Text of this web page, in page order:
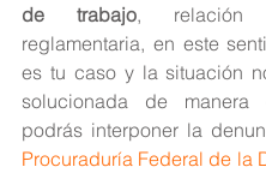
de trabajo,
reglamentaria, en este
es tu caso y la situación
solucionada de manera
Procuraduría Federal de la